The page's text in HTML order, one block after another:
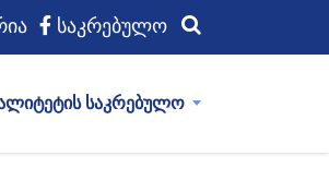
საკრებულო
საკრებულო